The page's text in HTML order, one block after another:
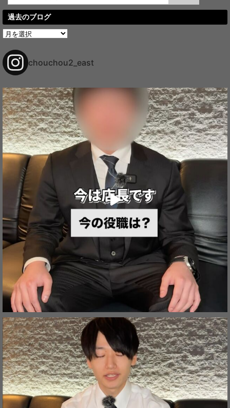
過去のブログ
過
去
ブ
ロ
グ
chouchou2_east